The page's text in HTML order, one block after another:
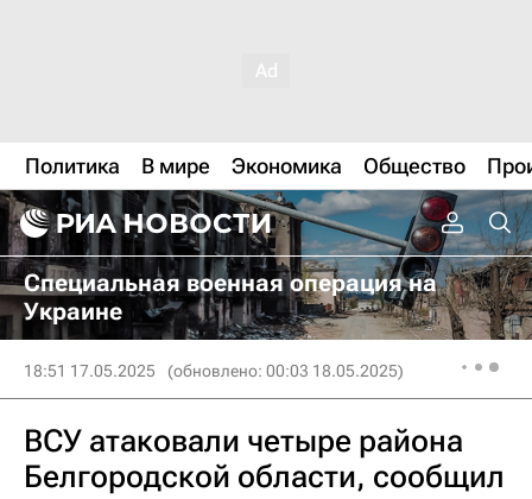
Политика В мире Экономика Общество
Специальная военная операция на
Украине
18:51 17.05.2025 (обновлено: 00:03 18.05.2025)
ВСУ атаковали четыре района
Белгородской области, сообщил